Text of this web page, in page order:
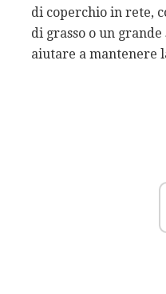
di coperchio in rete,
di grasso o un grande
aiutare a mantenere